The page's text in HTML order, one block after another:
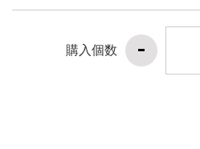
購入個数